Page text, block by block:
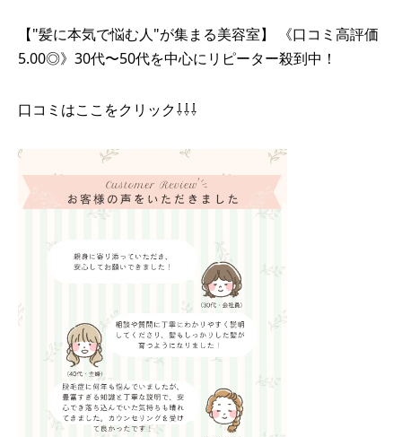
【"髪に本気で悩む人"が集まる美容室】 《口コミ高評価
5.00◎》30代〜50代を中心にリピーター殺到中！
口コミはここをクリック⇩⇩⇩